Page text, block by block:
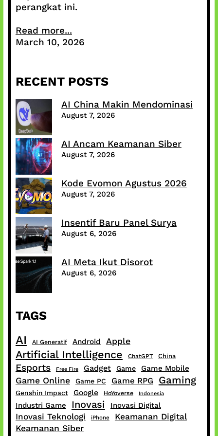
perangkat ini.
Read more...
March 10, 2026
RECENT POSTS
AI China Makin Mendominasi
August 7, 2026
AI Ancam Keamanan Siber
August 7, 2026
Kode Evomon Agustus 2026
August 7, 2026
Insentif Baru Panel Surya
August 6, 2026
AI Meta Ikut Disorot
August 6, 2026
TAGS
AI AI Generatif Android Apple
Artificial Intelligence ChatGPT China
Esports Free Fire Gadget Game Game Mobile
Game Online Game PC Game RPG Gaming
Genshin Impact Google HoYoverse Indonesia
Industri Game Inovasi Inovasi Digital
Inovasi Teknologi iPhone
Keamanan Digital
Keamanan Siber